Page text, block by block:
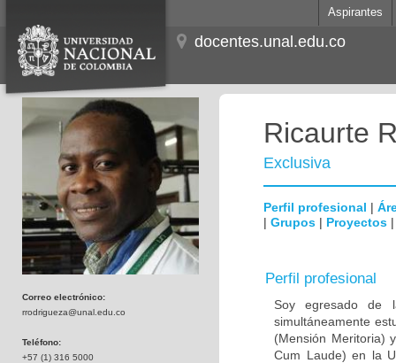
Aspirantes
docentes.unal.edu.co
Correo electrónico:
rrodrigueza@unal.edu.co
Teléfono:
+57 (1) 316 5000
Ricaurte
Exclusiva
Perfil profesional |
| Grupos | Proyectos
Perfil profesional
Soy egresado de
simultáneamente
(Mensión Meritoria)
Cum Laude) en la